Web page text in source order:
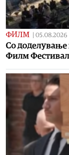
ФИЛМ 05.08.2026
Со доделување
Филм Фестивал